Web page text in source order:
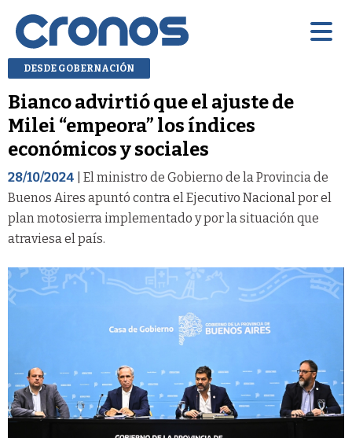
DESDE GOBERNACIÓN
Bianco advirtió que el ajuste de
Milei “empeora” los índices
económicos y sociales
28/10/2024 | El ministro de Gobierno de la Provincia de
Buenos Aires apuntó contra el Ejecutivo Nacional por el
plan motosierra implementado y por la situación que
atraviesa el país.